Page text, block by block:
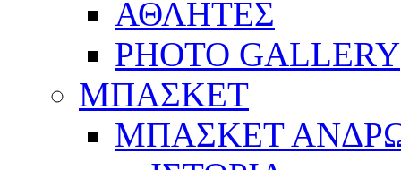
ΑΘΛΗΤΕΣ
PHOTO GALLERY
ΜΠΑΣΚΕΤ
ΜΠΑΣΚΕΤ